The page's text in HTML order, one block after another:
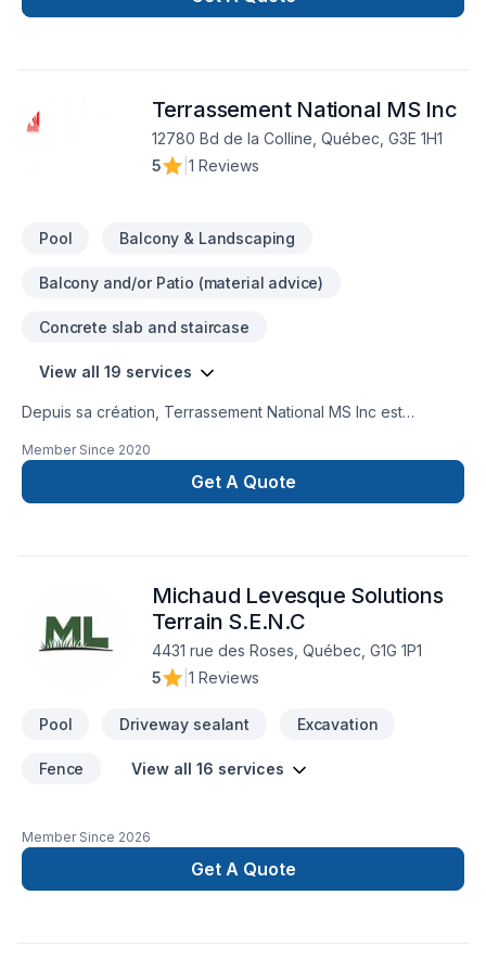
travaux connexes comme la réparation des fissures
chaque projet avec professionnalisme et nous aspirons à
devenir la référence dans le domaine.
Terrassement National MS Inc
12780 Bd de la Colline, Québec, G3E 1H1
5
1 Reviews
Pool Balcony & Landscaping
Balcony and/or Patio (material advice)
Concrete slab and staircase
View all 19 services
Depuis sa création, Terrassement National MS Inc est
Béton, Drain français, Excavation, Excavation intérieur,
Fissures, Fondations, Muret, Pavage, Pavé uni, Paysagement,
Piscine. Nous desservons Capitale-Nationale,Chaudière-
budget. Nous sommes impatients de collaborer avec vous
pour concrétiser votre projet.
Member Since 2020
Get A Quote
Michaud Levesque Solutions
Terrain S.E.N.C
4431 rue des Roses, Québec, G1G 1P1
5
1 Reviews
Pool Driveway sealant Excavation
Fence View all 16 services
Member Since 2026
Get A Quote